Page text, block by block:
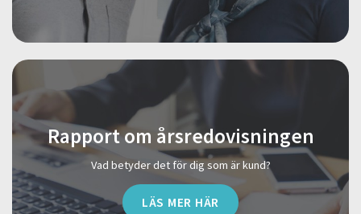
Rapport om årsredovisningen
Vad betyder det för dig som är kund?
LÄS MER HÄR